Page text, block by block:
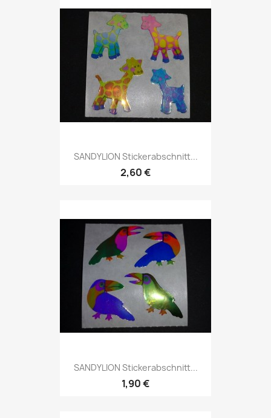
SANDYLION Stickerabschnitt...
2,60 €
SANDYLION Stickerabschnitt...
1,90 €